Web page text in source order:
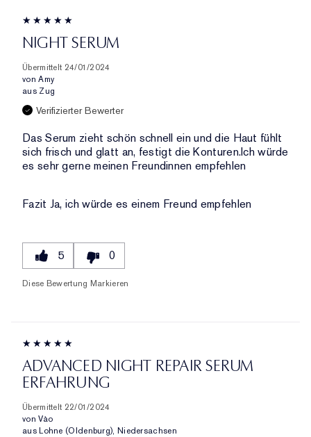
NIGHT SERUM
Übermittelt 24/01/2024
von Amy
aus Zug
Verifizierter Bewerter
Das Serum zieht schön schnell ein und die Haut fühlt
sich frisch und glatt an, festigt die Konturen.Ich würde
es sehr gerne meinen Freundinnen empfehlen
Fazit Ja, ich würde es einem Freund empfehlen
5 0
Diese Bewertung Markieren
ADVANCED NIGHT REPAIR SERUM
ERFAHRUNG
Übermittelt 22/01/2024
von Vào
aus Lohne (Oldenburg), Niedersachsen